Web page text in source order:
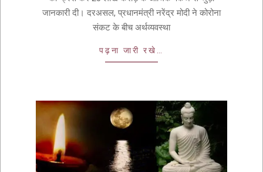
जानकारी दी। दरअसल, प्रधानमंत्री नरेंद्र मोदी ने कोरोना
संकट के बीच अर्थव्यवस्था
पढ़ना जारी रखे…